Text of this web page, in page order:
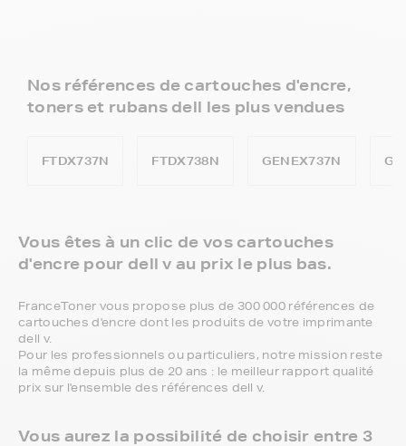
Nos références de cartouches d'encre,
toners et rubans dell les plus vendues
FTDX737N FTDX738N GENEX737N
Vous êtes à un clic de vos cartouches
d'encre pour dell v au prix le plus bas.
FranceToner vous propose plus de 300 000 références de
cartouches d'encre dont les produits de votre imprimante
dell v.
Pour les professionnels ou particuliers, notre mission reste
la même depuis plus de 20 ans : le meilleur rapport qualité
prix sur l'ensemble des références dell v.
Vous aurez la possibilité de choisir entre 3